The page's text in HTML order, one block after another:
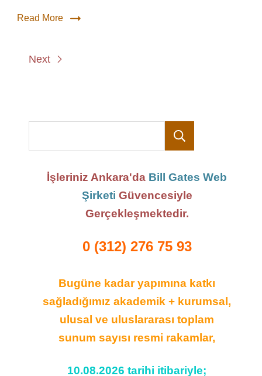
Read More
Next
İşleriniz Ankara'da Bill Gates Web
Şirketi Güvencesiyle
Gerçekleşmektedir.
0 (312) 276 75 93
Bugüne kadar yapımına katkı
sağladığımız akademik + kurumsal,
ulusal ve uluslararası toplam
sunum sayısı resmi rakamlar,
10.08.2026 tarihi itibariyle;